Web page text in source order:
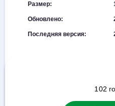
Размер:
Обновлено:
Последняя версия:
102